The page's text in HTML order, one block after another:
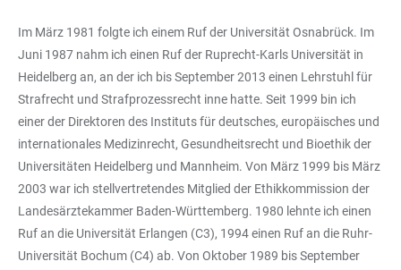
Im März 1981 folgte ich einem Ruf der Universität Osnabrück. Im
Juni 1987 nahm ich einen Ruf der Ruprecht-Karls Universität in
Heidelberg an, an der ich bis September 2013 einen Lehrstuhl für
Strafrecht und Strafprozessrecht inne hatte. Seit 1999 bin ich
einer der Direktoren des Instituts für deutsches, europäisches und
internationales Medizinrecht, Gesundheitsrecht und Bioethik der
Universitäten Heidelberg und Mannheim. Von März 1999 bis März
2003 war ich stellvertretendes Mitglied der Ethikkommission der
Landesärztekammer Baden-Württemberg. 1980 lehnte ich einen
Ruf an die Universität Erlangen (C3), 1994 einen Ruf an die Ruhr-
Universität Bochum (C4) ab. Von Oktober 1989 bis September